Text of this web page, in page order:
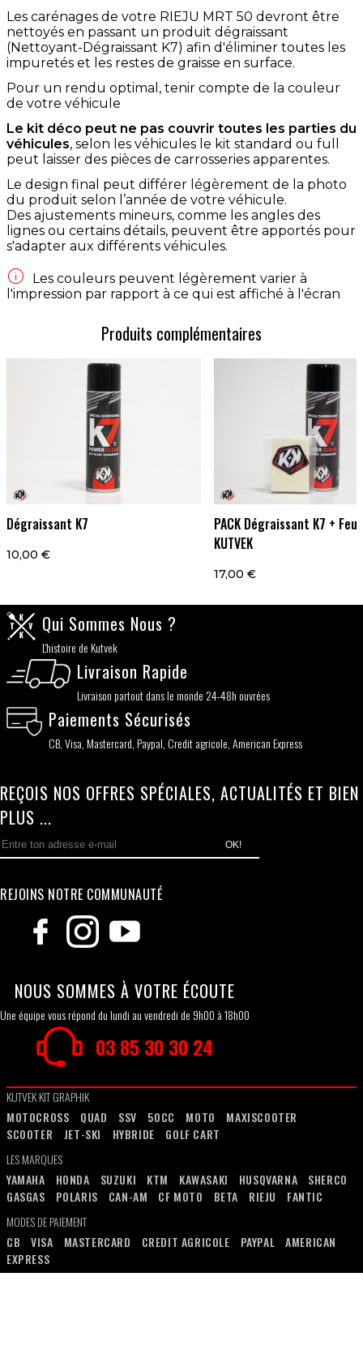
Les carénages de votre RIEJU MRT 50 devront être
nettoyés en passant un produit dégraissant
(Nettoyant-Dégraissant K7) afin d'éliminer toutes les
impuretés et les restes de graisse en surface.
Pour un rendu optimal, tenir compte de la couleur
de votre véhicule
Le kit déco peut ne pas couvrir toutes les parties du
véhicules, selon les véhicules le kit standard ou full
peut laisser des pièces de carrosseries apparentes.
Le design final peut différer légèrement de la photo
du produit selon l’année de votre véhicule.
Des ajustements mineurs, comme les angles des
lignes ou certains détails, peuvent être apportés pour
s'adapter aux différents véhicules.

Les couleurs peuvent légèrement varier à
l'impression par rapport à ce qui est affiché à l'écran
Produits complémentaires
Dégraissant K7
10,00 €
PACK Dégraissant K7 +
KUTVEK
17,00 €
Qui Sommes Nous ?
L'histoire de Kutvek
Livraison Rapide
Livraison partout dans le monde 24-48h ouvrées
Paiements Sécurisés
CB, Visa, Mastercard, Paypal, Credit agricole, American Express
REÇOIS NOS OFFRES SPÉCIALES, ACTUALITÉS ET BIEN
PLUS ...
OK!
REJOINS NOTRE COMMUNAUTÉ
NOUS SOMMES À VOTRE ÉCOUTE
Une équipe vous répond du lundi au vendredi de 9h00 à 18h00
03 85 30 30 24
KUTVEK KIT GRAPHIK
MOTOCROSS
QUAD SSV 50CC MOTO
MAXISCOOTER
SCOOTER
JET-SKI HYBRIDE
GOLF CART
LES MARQUES
YAMAHA
HONDA SUZUKI KTM KAWASAKI HUSQVARNA
SHERCO
GASGAS
POLARIS CAN-AM CF MOTO BETA RIEJU
FANTIC
MODES DE PAIEMENT
CB
VISA MASTERCARD CREDIT AGRICOLE PAYPAL
AMERICAN
EXPRESS